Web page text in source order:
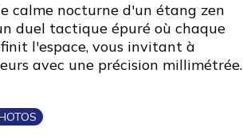
calme nocturne d'un étang zen
duel tactique épuré où chaque
l'espace, vous invitant à
avec une précision millimétrée.